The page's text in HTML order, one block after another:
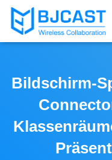
Bildschirm-